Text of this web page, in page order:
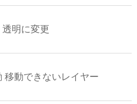
明に変更
移動できないレイヤー